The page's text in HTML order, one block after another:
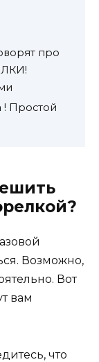
про
! Простой
Возможно,
Вот
вам
что